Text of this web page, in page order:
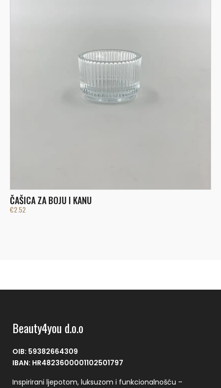
ČAŠICA ZA BOJU I KANU
€2.52
Beauty4you d.o.o
OIB: 59382664309
IBAN: HR4823600001102501797
Inspirirani ljepotom, luksuzom i funkcionalnošću –